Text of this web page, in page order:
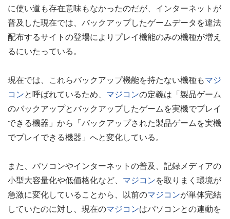
に使い道も存在意味もなかったのだが、インターネットが
普及した現在では、バックアップしたゲームデータを違法
配布するサイトの登場によりプレイ機能のみの機種が増え
るにいたっている。
現在では、これらバックアップ機能を持たない機種もマジ
コンと呼ばれているため、 マジコンの定義は「製品ゲーム
のバックアップとバックアップしたゲームを実機でプレイ
できる機器」から「バックアップされた製品ゲームを実機
でプレイできる機器」へと変化している。
また、パソコンやインターネットの普及、記録メディアの
小型大容量化や低価格化など、 マジコンを取りまく環境が
急激に変化していることから、以前のマジコンが単体完結
していたのに対し、現在のマジコンはパソコンとの連動を